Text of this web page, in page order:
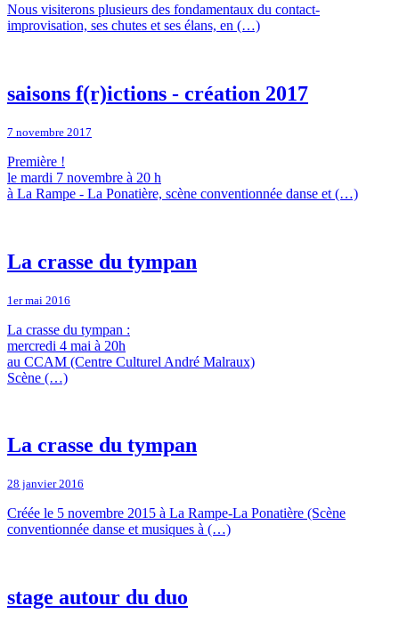
Nous visiterons plusieurs des fondamentaux du contact-
improvisation, ses chutes et ses élans, en (…)
saisons f(r)ictions - création 2017
7 novembre 2017
Première !
le mardi 7 novembre à 20 h
à La Rampe - La Ponatière, scène conventionnée danse et (…)
La crasse du tympan
1er mai 2016
La crasse du tympan :
mercredi 4 mai à 20h
au CCAM (Centre Culturel André Malraux)
Scène (…)
La crasse du tympan
28 janvier 2016
Créée le 5 novembre 2015 à La Rampe-La Ponatière (Scène
conventionnée danse et musiques à (…)
stage autour du duo